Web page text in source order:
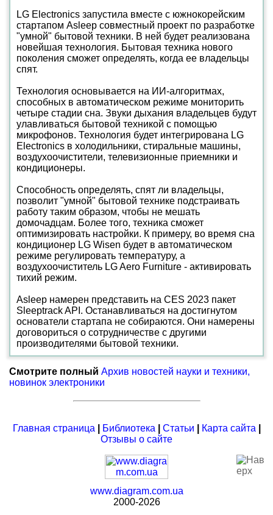
LG Electronics запустила вместе с южнокорейским
стартапом Asleep совместный проект по разработке
"умной" бытовой техники. В ней будет реализована
новейшая технология. Бытовая техника нового
поколения сможет определять, когда ее владельцы
спят.
Технология основывается на ИИ-алгоритмах,
способных в автоматическом режиме мониторить
четыре стадии сна. Звуки дыхания владельцев будут
улавливаться бытовой техникой с помощью
микрофонов. Технология будет интегрирована LG
Electronics в холодильники, стиральные машины,
воздухоочистители, телевизионные приемники и
кондиционеры.
Способность определять, спят ли владельцы,
позволит "умной" бытовой технике подстраивать
работу таким образом, чтобы не мешать
домочадцам. Более того, техника сможет
оптимизировать настройки. К примеру, во время сна
кондиционер LG Wisen будет в автоматическом
режиме регулировать температуру, а
воздухоочиститель LG Aero Furniture - активировать
тихий режим.
Asleep намерен представить на CES 2023 пакет
Sleeptrack API. Останавливаться на достигнутом
основатели стартапа не собираются. Они намерены
договориться о сотрудничестве с другими
производителями бытовой техники.
Смотрите полный Архив новостей науки и техники,
новинок электроники
Главная страница Библиотека Статьи Карта сайта
Отзывы о сайте
www.diagram.com.ua
2000-2026